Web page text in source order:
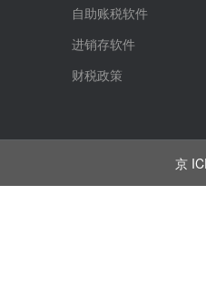
自助账税软件
进销存软件
财税政策
京